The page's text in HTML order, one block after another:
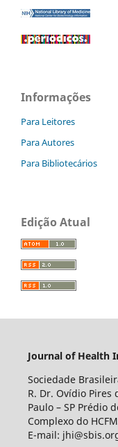
Informações
Para Leitores
Para Autores
Para Bibliotecários
Edição Atual
Journal of Health
Sociedade
R. Dr. Ovídio Pires
Paulo – SP Prédio
Complexo do
E-mail: